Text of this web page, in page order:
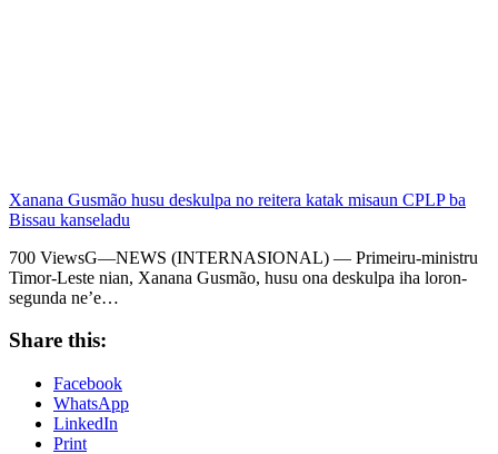
Xanana Gusmão husu deskulpa no reitera katak misaun CPLP ba
Bissau kanseladu
700 ViewsG—NEWS (INTERNASIONAL) — Primeiru-ministru
Timor-Leste nian, Xanana Gusmão, husu ona deskulpa iha loron-
segunda ne’e…
Share this:
Facebook
WhatsApp
LinkedIn
Print